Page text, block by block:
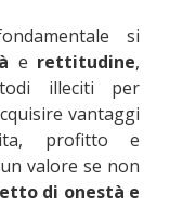
si
e rettitudine,
illeciti per
vantaggi
profitto e
valore se non
di onestà e